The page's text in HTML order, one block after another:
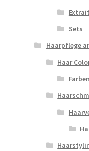
Sets
Haarpflege
Haar
Farben